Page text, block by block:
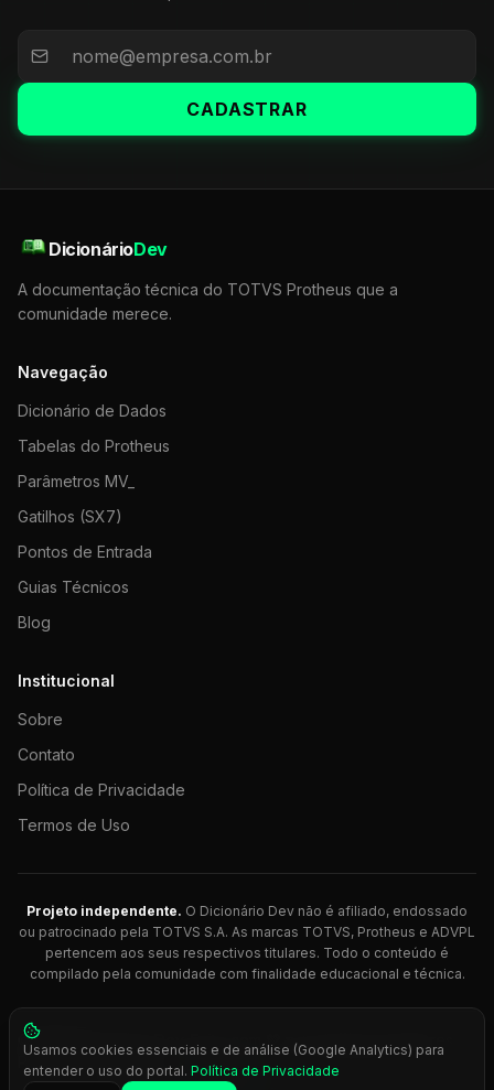
CADASTRAR
DicionárioDev
A documentação técnica do TOTVS Protheus que a
comunidade merece.
Navegação
Dicionário de Dados
Tabelas do Protheus
Parâmetros MV_
Gatilhos (SX7)
Pontos de Entrada
Guias Técnicos
Blog
Institucional
Sobre
Contato
Política de Privacidade
Termos de Uso
Projeto independente. O Dicionário Dev não é afiliado, endossado
ou patrocinado pela TOTVS S.A. As marcas TOTVS, Protheus e ADVPL
pertencem aos seus respectivos titulares. Todo o conteúdo é
compilado pela comunidade com finalidade educacional e técnica.
© 2026 Dicionário Dev. Feito com 💚 para desenvolvedores
Protheus.
Press Ctrl+K
Usamos cookies essenciais e de análise (Google Analytics) para
entender o uso do portal. Política de Privacidade